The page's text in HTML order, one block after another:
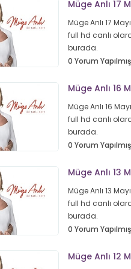
Müge Anlı 17
Müge Anlı 17
full hd canlı
burada.
0 Yorum Yapılmış
Müge Anlı 16
Müge Anlı 16
full hd canlı
burada.
0 Yorum Yapılmış
Müge Anlı 13
Müge Anlı 13
full hd canlı
burada.
0 Yorum Yapılmış
Müge Anlı 12